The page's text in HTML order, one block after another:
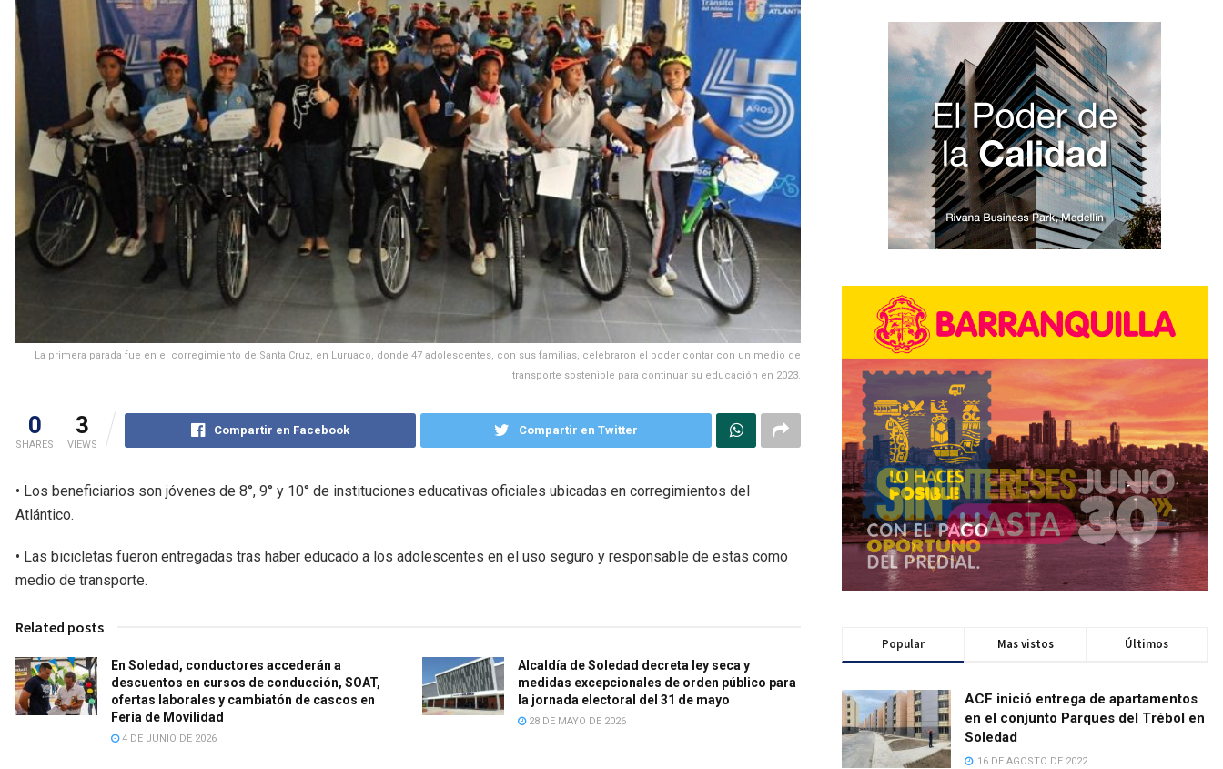
La primera parada fue en el corregimiento de Santa Cruz, en Luruaco, donde 47 adolescentes, con sus familias, celebraron el poder contar con un medio de
transporte sostenible para continuar su educación en 2023.
0
SHARES
3
VIEWS
Compartir en Facebook Compartir en Twitter
• Los beneficiarios son jóvenes de 8°, 9° y 10° de instituciones educativas oficiales ubicadas en corregimientos del
Atlántico.
• Las bicicletas fueron entregadas tras haber educado a los adolescentes en el uso seguro y responsable de estas como
medio de transporte.
Related posts
En Soledad, conductores accederán a
descuentos en cursos de conducción, SOAT,
ofertas laborales y cambiatón de cascos en
Feria de Movilidad
4 DE JUNIO DE 2026
Alcaldía de Soledad decreta ley seca y
medidas excepcionales de orden público para
la jornada electoral del 31 de mayo
28 DE MAYO DE 2026
Popular Mas vistos Últimos
ACF inició entrega de apartamentos
en el conjunto Parques del Trébol en
Soledad
16 DE AGOSTO DE 2022